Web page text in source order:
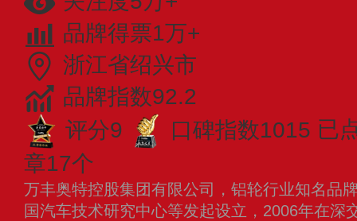
品牌得票1万+
浙江省绍兴市
品牌指数92.2
评分9
口碑指数1015 已
章17个
万丰奥特控股集团有限公司，铝轮行业知名品
国汽车技术研究中心等发起设立，2006年在深